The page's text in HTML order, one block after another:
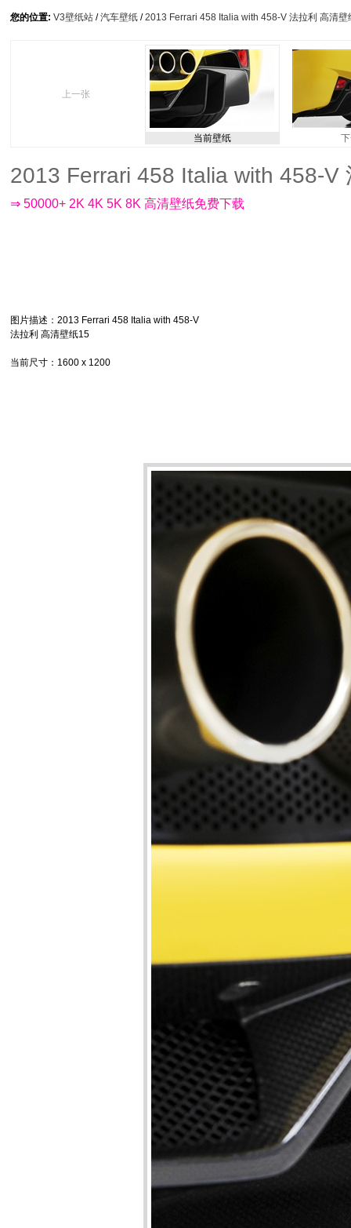
您的位置: V3壁纸站 /汽车壁纸 /2013 Ferrari 458 Italia with 458-V 法拉利 高清壁
上一张
当前壁纸
2013 Ferrari 458 Italia with 458-
⇒ 50000+ 2K 4K 5K 8K 高清壁纸免费下载
图片描述 ：2013 Ferrari 458 Italia with 458-V
法拉利 高清壁纸15
当前尺寸 ：1600 x 1200